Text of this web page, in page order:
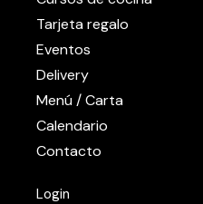
Tarjeta regalo
Eventos
Delivery
Menú / Carta
Calendario
Contacto
Login